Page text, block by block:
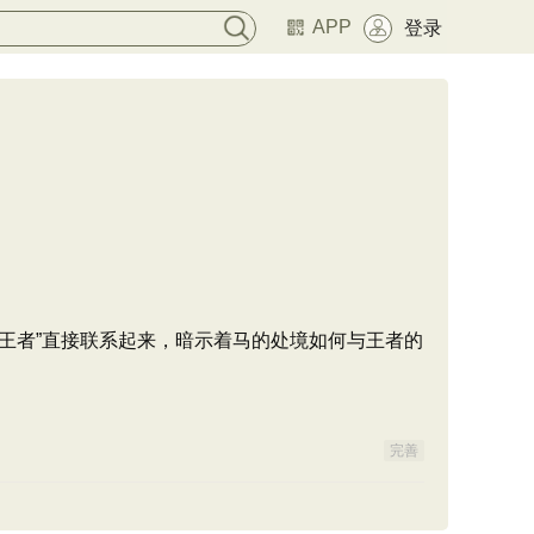
APP 登录
者”直接联系起来，暗示着马的处境如何与王者的
完善